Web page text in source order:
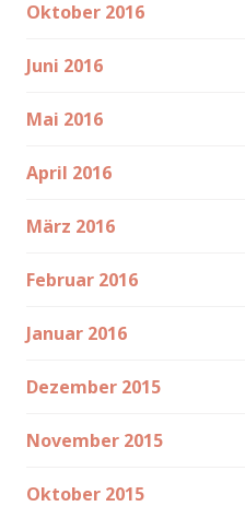
Oktober 2016
Juni 2016
Mai 2016
April 2016
März 2016
Februar 2016
Januar 2016
Dezember 2015
November 2015
Oktober 2015